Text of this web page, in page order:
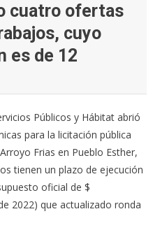
cuatro ofertas
cuyo
es de 12
Públicos y Hábitat abrió
para la licitación pública
Frias en Pueblo Esther,
tienen un plazo de ejecución
oficial de $
2022) que actualizado ronda